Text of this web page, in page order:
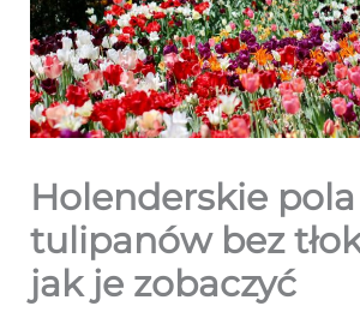
Holenderskie pola
tulipanów bez
jak je zobaczyć